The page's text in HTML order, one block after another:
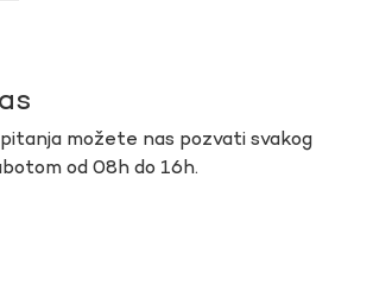
možete nas pozvati svakog
od 08h do 16h.